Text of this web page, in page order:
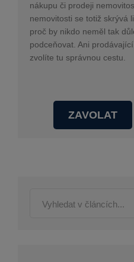
nákupu či prodeji
nemovitosti se totiž skrývá
proč by nikdo neměl tak
podceňovat. Ani
zvolíte tu správnou cestu.
ZAVOLAT